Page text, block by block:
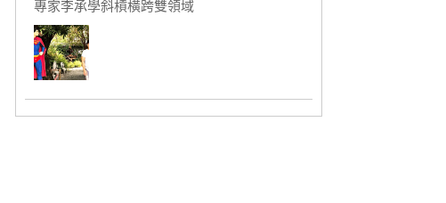
專家李承學斜槓橫跨雙領域